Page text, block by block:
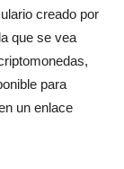
creado por
que se vea
para
un enlace